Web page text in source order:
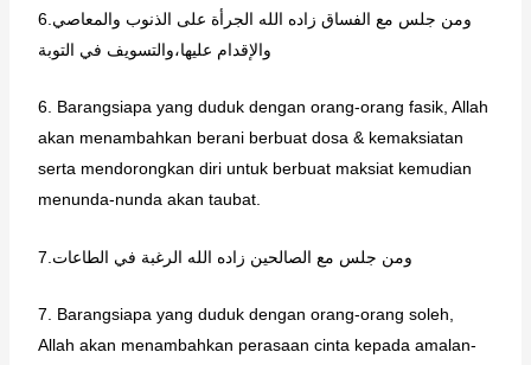
6.ومن جلس مع الفساق زاده الله الجرأة على الذنوب والمعاصي
واﻹقدام عليها،والتسويف في التوبة
6. Barangsiapa yang duduk dengan orang-orang fasik, Allah
akan menambahkan berani berbuat dosa & kemaksiatan
serta mendorongkan diri untuk berbuat maksiat kemudian
menunda-nunda akan taubat.
7.ومن جلس مع الصالحين زاده الله الرغبة في الطاعات
7. Barangsiapa yang duduk dengan orang-orang soleh,
Allah akan menambahkan perasaan cinta kepada amalan-